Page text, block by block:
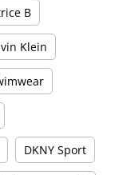
B
Klein
DKNY Sport